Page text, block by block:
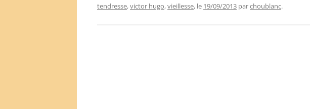
tendresse,victor hugo,vieillesse, le 19/09/2013 parchoublanc.